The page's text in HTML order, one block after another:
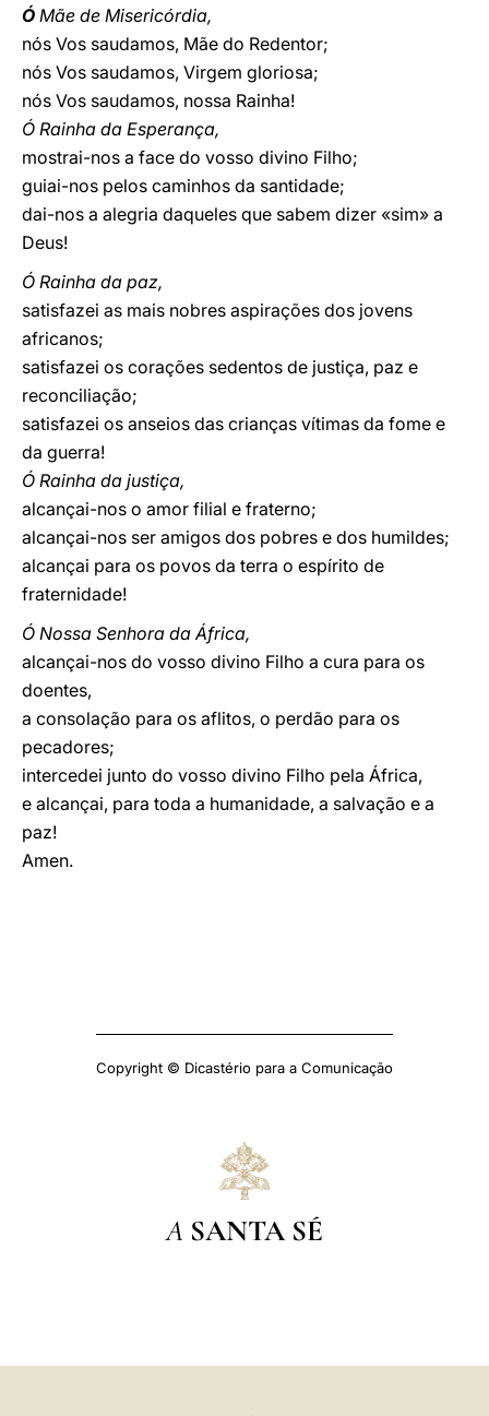
Ó Mãe de Misericórdia,
nós Vos saudamos, Mãe do Redentor;
nós Vos saudamos, Virgem gloriosa;
nós Vos saudamos, nossa Rainha!
Ó Rainha da Esperança,
mostrai-nos a face do vosso divino Filho;
guiai-nos pelos caminhos da santidade;
dai-nos a alegria daqueles que sabem dizer «sim» a
Deus!
Ó Rainha da paz,
satisfazei as mais nobres aspirações dos jovens
africanos;
satisfazei os corações sedentos de justiça, paz e
reconciliação;
satisfazei os anseios das crianças vítimas da fome e
da guerra!
Ó Rainha da justiça,
alcançai-nos o amor filial e fraterno;
alcançai-nos ser amigos dos pobres e dos humildes;
alcançai para os povos da terra o espírito de
fraternidade!
Ó Nossa Senhora da África,
alcançai-nos do vosso divino Filho a cura para os
doentes,
a consolação para os aflitos, o perdão para os
pecadores;
intercedei junto do vosso divino Filho pela África,
e alcançai, para toda a humanidade, a salvação e a
paz!
Amen.
Copyright © Dicastério para a Comunicação
A SANTA SÉ